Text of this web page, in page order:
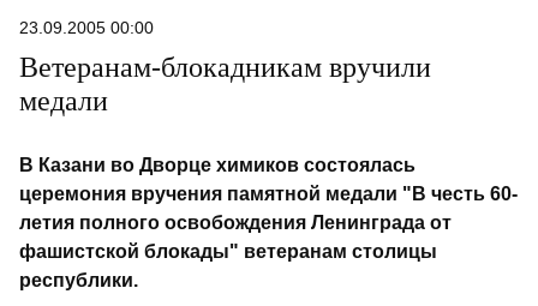
23.09.2005 00:00
Ветеранам-блокадникам вручили
медали
В Казани во Дворце химиков состоялась
церемония вручения памятной медали "В честь 60-
летия полного освобождения Ленинграда от
фашистской блокады" ветеранам столицы
республики.